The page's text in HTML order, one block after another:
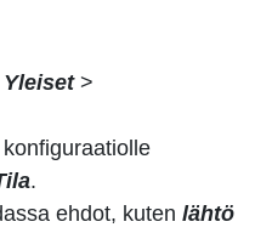
Yleiset>
.
ehdot, kuten lähtö